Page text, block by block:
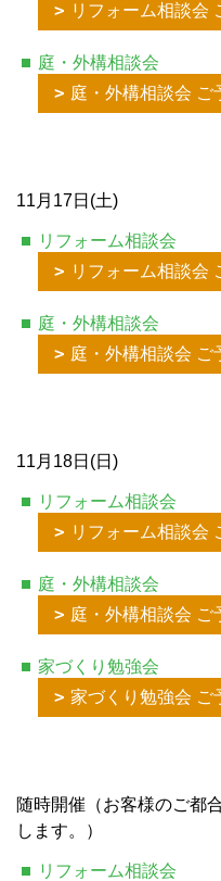
リフォーム相談会
庭・外構相談会
庭・外構相談会 ご
11月17日(土)
リフォーム相談会
リフォーム相談会
庭・外構相談会
庭・外構相談会 ご
11月18日(日)
リフォーム相談会
リフォーム相談会
庭・外構相談会
庭・外構相談会 ご
家づくり勉強会
家づくり勉強会 ご
随時開催（お客様のご都
します。）
リフォーム相談会